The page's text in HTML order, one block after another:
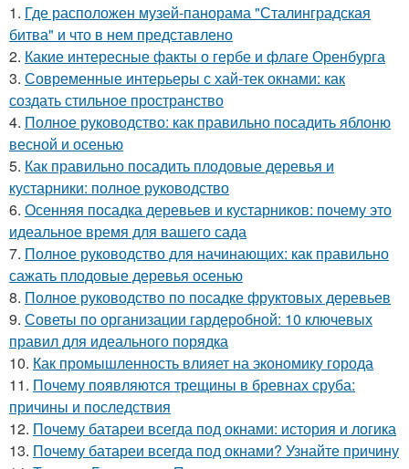
1. Где расположен музей-панорама "Сталинградская
битва" и что в нем представлено
2. Какие интересные факты о гербе и флаге Оренбурга
3. Современные интерьеры с хай-тек окнами: как
создать стильное пространство
4. Полное руководство: как правильно посадить яблоню
весной и осенью
5. Как правильно посадить плодовые деревья и
кустарники: полное руководство
6. Осенняя посадка деревьев и кустарников: почему это
идеальное время для вашего сада
7. Полное руководство для начинающих: как правильно
сажать плодовые деревья осенью
8. Полное руководство по посадке фруктовых деревьев
9. Советы по организации гардеробной: 10 ключевых
правил для идеального порядка
10. Как промышленность влияет на экономику города
11. Почему появляются трещины в бревнах сруба:
причины и последствия
12. Почему батареи всегда под окнами: история и логика
13. Почему батареи всегда под окнами? Узнайте причину